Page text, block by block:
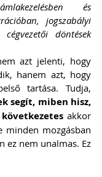
és
jogszabályi
döntések
azt jelenti, hogy
hanem azt, hogy
segít, miben hisz,
akkor
mozgásban
ez nem unalmas. Ez